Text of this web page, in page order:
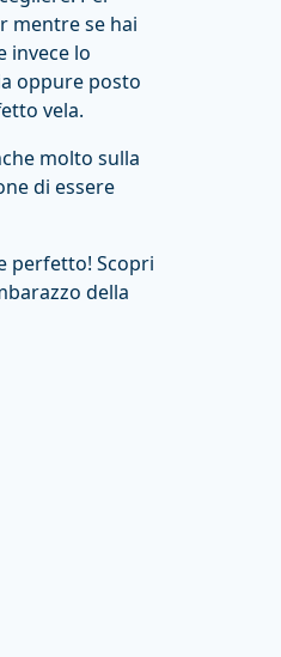
mentre se hai
invece lo
oppure posto
vela.
molto sulla
di essere
perfetto! Scopri
della